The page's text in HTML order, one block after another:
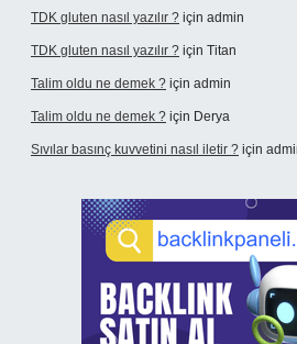
TDK gluten nasıl yazılır ? için admin
TDK gluten nasıl yazılır ? için Titan
Talim oldu ne demek ? için admin
Talim oldu ne demek ? için Derya
Sıvılar basınç kuvvetini nasıl iletir ? için